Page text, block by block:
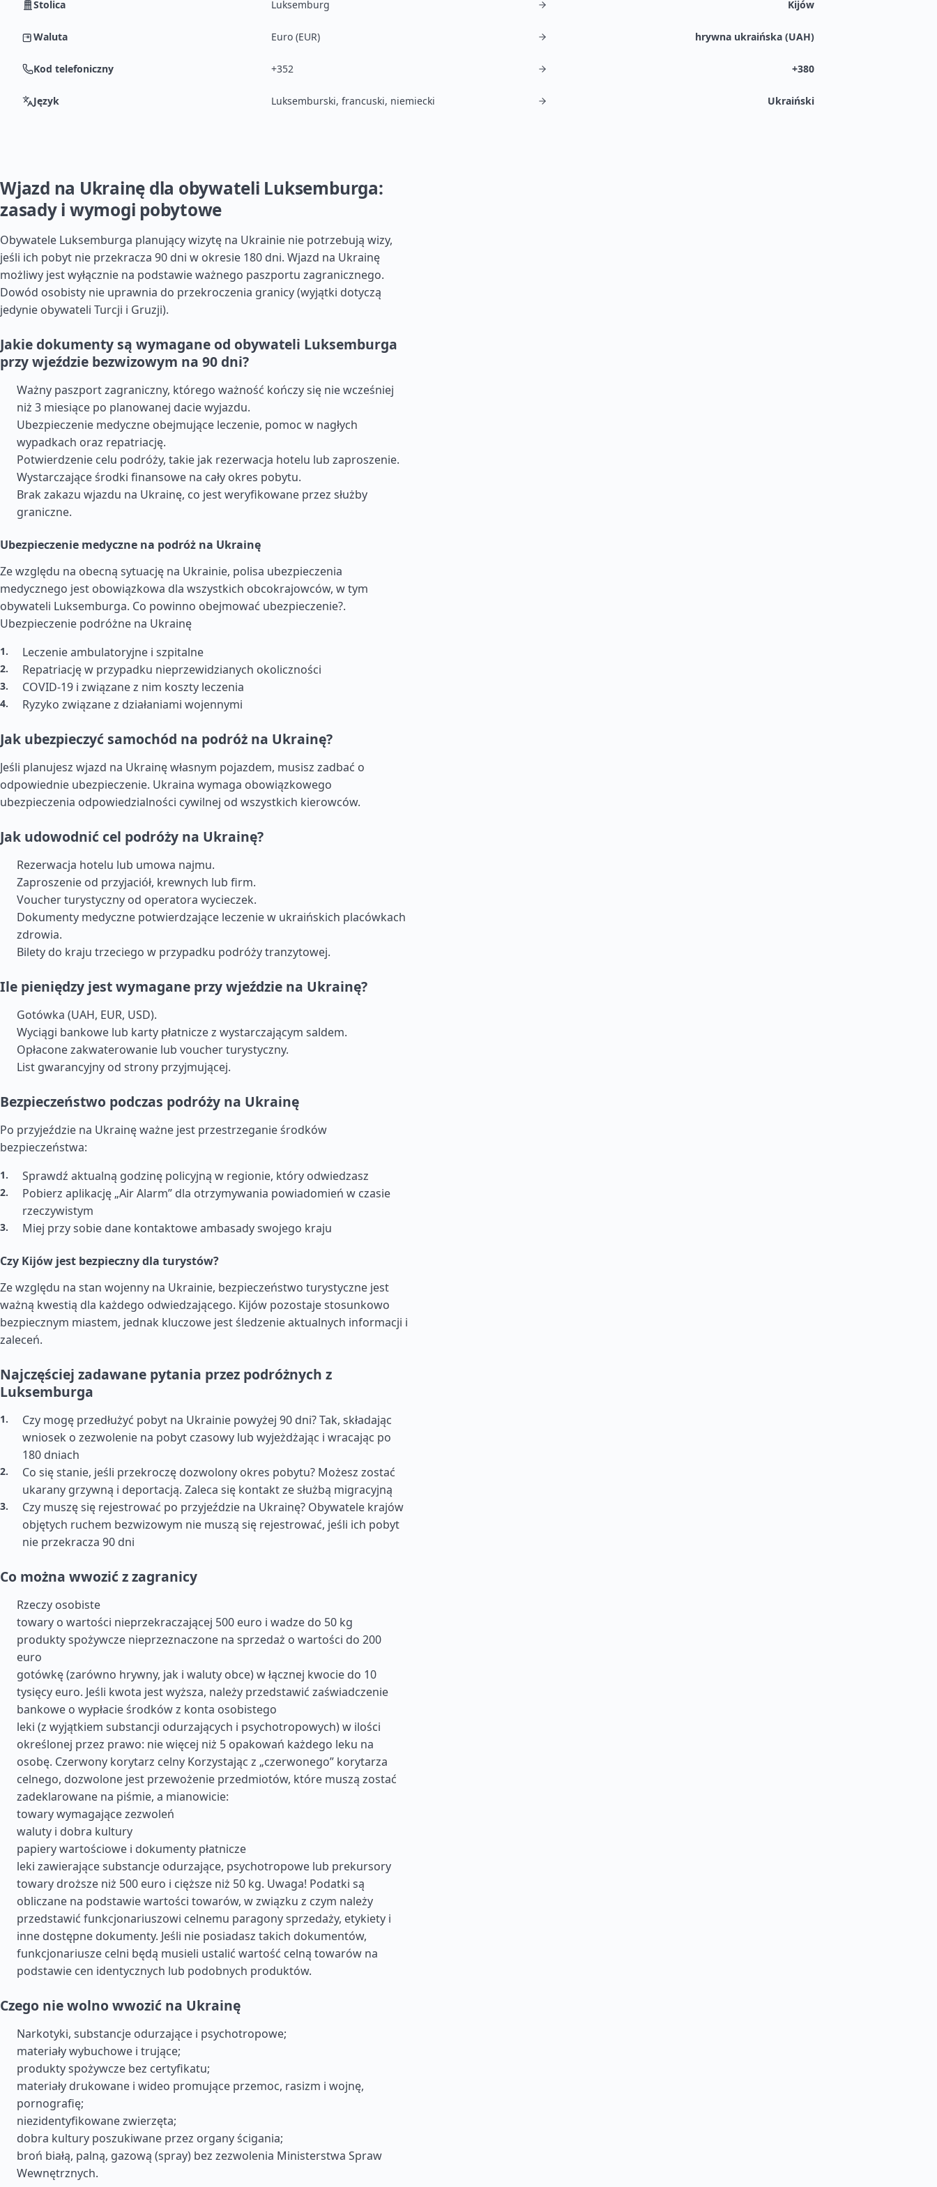
Stolica Luksemburg Kijów
Waluta Euro (EUR) hrywna ukraińska (UAH)
Kod telefoniczny +352 +380
Język Luksemburski, francuski, niemiecki Ukraiński
Wjazd na Ukrainę dla obywateli Luksemburga:
zasady i wymogi pobytowe
Obywatele Luksemburga planujący wizytę na Ukrainie nie potrzebują wizy,
jeśli ich pobyt nie przekracza 90 dni w okresie 180 dni. Wjazd na Ukrainę
możliwy jest wyłącznie na podstawie ważnego paszportu zagranicznego.
Dowód osobisty nie uprawnia do przekroczenia granicy (wyjątki dotyczą
jedynie obywateli Turcji i Gruzji).
Jakie dokumenty są wymagane od obywateli Luksemburga
przy wjeździe bezwizowym na 90 dni?
Ważny paszport zagraniczny, którego ważność kończy się nie wcześniej
niż 3 miesiące po planowanej dacie wyjazdu.
Ubezpieczenie medyczne obejmujące leczenie, pomoc w nagłych
wypadkach oraz repatriację.
Potwierdzenie celu podróży, takie jak rezerwacja hotelu lub zaproszenie.
Wystarczające środki finansowe na cały okres pobytu.
Brak zakazu wjazdu na Ukrainę, co jest weryfikowane przez służby
graniczne.
Ubezpieczenie medyczne na podróż na Ukrainę
Ze względu na obecną sytuację na Ukrainie, polisa ubezpieczenia
medycznego jest obowiązkowa dla wszystkich obcokrajowców, w tym
obywateli Luksemburga. Co powinno obejmować ubezpieczenie?.
Ubezpieczenie podróżne na Ukrainę
Leczenie ambulatoryjne i szpitalne
Repatriację w przypadku nieprzewidzianych okoliczności
COVID-19 i związane z nim koszty leczenia
Ryzyko związane z działaniami wojennymi
Jak ubezpieczyć samochód na podróż na Ukrainę?
Jeśli planujesz wjazd na Ukrainę własnym pojazdem, musisz zadbać o
odpowiednie ubezpieczenie. Ukraina wymaga obowiązkowego
ubezpieczenia odpowiedzialności cywilnej od wszystkich kierowców.
Jak udowodnić cel podróży na Ukrainę?
Rezerwacja hotelu lub umowa najmu.
Zaproszenie od przyjaciół, krewnych lub firm.
Voucher turystyczny od operatora wycieczek.
Dokumenty medyczne potwierdzające leczenie w ukraińskich placówkach
zdrowia.
Bilety do kraju trzeciego w przypadku podróży tranzytowej.
Ile pieniędzy jest wymagane przy wjeździe na Ukrainę?
Gotówka (UAH, EUR, USD).
Wyciągi bankowe lub karty płatnicze z wystarczającym saldem.
Opłacone zakwaterowanie lub voucher turystyczny.
List gwarancyjny od strony przyjmującej.
Bezpieczeństwo podczas podróży na Ukrainę
Po przyjeździe na Ukrainę ważne jest przestrzeganie środków
bezpieczeństwa:
Sprawdź aktualną godzinę policyjną w regionie, który odwiedzasz
Pobierz aplikację „Air Alarm” dla otrzymywania powiadomień w czasie
rzeczywistym
Miej przy sobie dane kontaktowe ambasady swojego kraju
Czy Kijów jest bezpieczny dla turystów?
Ze względu na stan wojenny na Ukrainie, bezpieczeństwo turystyczne jest
ważną kwestią dla każdego odwiedzającego. Kijów pozostaje stosunkowo
bezpiecznym miastem, jednak kluczowe jest śledzenie aktualnych informacji i
zaleceń.
Najczęściej zadawane pytania przez podróżnych z
Luksemburga
Czy mogę przedłużyć pobyt na Ukrainie powyżej 90 dni? Tak, składając
wniosek o zezwolenie na pobyt czasowy lub wyjeżdżając i wracając po
180 dniach
Co się stanie, jeśli przekroczę dozwolony okres pobytu? Możesz zostać
ukarany grzywną i deportacją. Zaleca się kontakt ze służbą migracyjną
Czy muszę się rejestrować po przyjeździe na Ukrainę? Obywatele krajów
objętych ruchem bezwizowym nie muszą się rejestrować, jeśli ich pobyt
nie przekracza 90 dni
Co można wwozić z zagranicy
Rzeczy osobiste
towary o wartości nieprzekraczającej 500 euro i wadze do 50 kg
produkty spożywcze nieprzeznaczone na sprzedaż o wartości do 200
euro
gotówkę (zarówno hrywny, jak i waluty obce) w łącznej kwocie do 10
tysięcy euro. Jeśli kwota jest wyższa, należy przedstawić zaświadczenie
bankowe o wypłacie środków z konta osobistego
leki (z wyjątkiem substancji odurzających i psychotropowych) w ilości
określonej przez prawo: nie więcej niż 5 opakowań każdego leku na
osobę. Czerwony korytarz celny Korzystając z „czerwonego” korytarza
celnego, dozwolone jest przewożenie przedmiotów, które muszą zostać
zadeklarowane na piśmie, a mianowicie:
towary wymagające zezwoleń
waluty i dobra kultury
papiery wartościowe i dokumenty płatnicze
leki zawierające substancje odurzające, psychotropowe lub prekursory
towary droższe niż 500 euro i cięższe niż 50 kg. Uwaga! Podatki są
obliczane na podstawie wartości towarów, w związku z czym należy
przedstawić funkcjonariuszowi celnemu paragony sprzedaży, etykiety i
inne dostępne dokumenty. Jeśli nie posiadasz takich dokumentów,
funkcjonariusze celni będą musieli ustalić wartość celną towarów na
podstawie cen identycznych lub podobnych produktów.
Czego nie wolno wwozić na Ukrainę
Narkotyki, substancje odurzające i psychotropowe;
materiały wybuchowe i trujące;
produkty spożywcze bez certyfikatu;
materiały drukowane i wideo promujące przemoc, rasizm i wojnę,
pornografię;
niezidentyfikowane zwierzęta;
dobra kultury poszukiwane przez organy ścigania;
broń białą, palną, gazową (spray) bez zezwolenia Ministerstwa Spraw
Wewnętrznych.